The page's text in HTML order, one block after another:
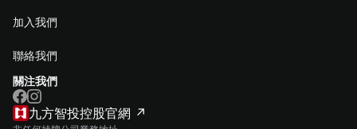
加入我們
聯絡我們
關注我們
九方智投控股官網 ↗